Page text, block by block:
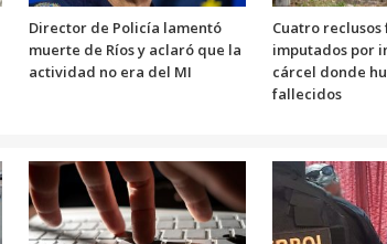
Director de Policía lamentó
muerte de Ríos y aclaró que la
actividad no era del MI
Cuatro reclusos
imputados por
cárcel donde
fallecidos